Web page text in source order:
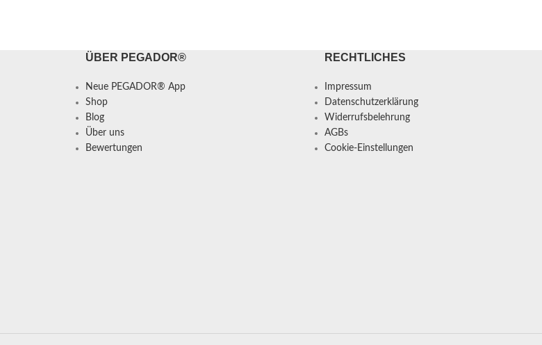
ÜBER PEGADOR®
Neue PEGADOR® App
Shop
Blog
Über uns
Bewertungen
RECHTLICHES
Impressum
Datenschutzerklärung
Widerrufsbelehrung
AGBs
Cookie-Einstellungen